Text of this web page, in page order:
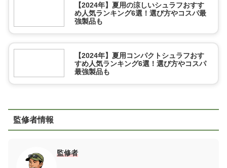
【2024年】夏用の涼しいシュラフおすす
め人気ランキング6選！選び方やコスパ最
強製品も
【2024年】夏用コンパクトシュラフおす
すめ人気ランキング6選！選び方やコスパ
最強製品も
監修者情報
監修者